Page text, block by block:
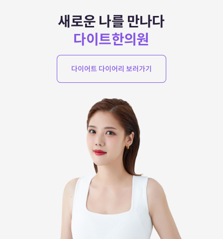
새로운 나를 만나다
다이트한의원
다이어트 다이어리 보러가기